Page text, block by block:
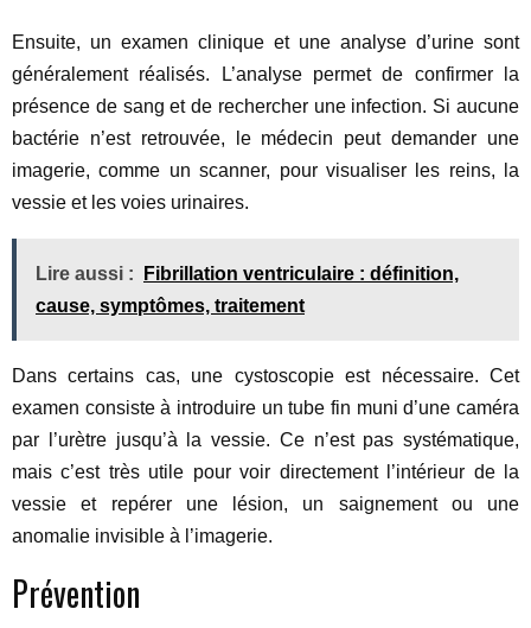
Ensuite, un examen clinique et une analyse d’urine sont
généralement réalisés. L’analyse permet de confirmer la
présence de sang et de rechercher une infection. Si aucune
bactérie n’est retrouvée, le médecin peut demander une
imagerie, comme un scanner, pour visualiser les reins, la
vessie et les voies urinaires.
Lire aussi :
Fibrillation ventriculaire : définition,
cause, symptômes, traitement
Dans certains cas, une cystoscopie est nécessaire. Cet
examen consiste à introduire un tube fin muni d’une caméra
par l’urètre jusqu’à la vessie. Ce n’est pas systématique,
mais c’est très utile pour voir directement l’intérieur de la
vessie et repérer une lésion, un saignement ou une
anomalie invisible à l’imagerie.
Prévention